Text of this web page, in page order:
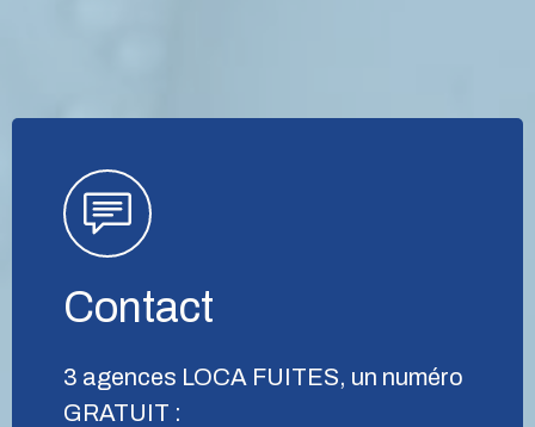
Contact
3 agences LOCA FUITES, un numéro
GRATUIT :